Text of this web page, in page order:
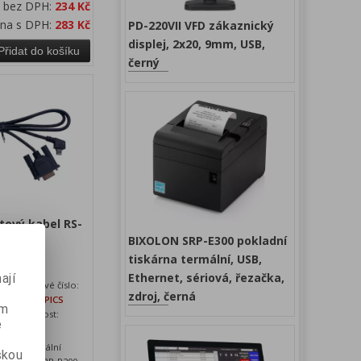
DPH: 234 Kč
s DPH: 283 Kč
do košíku
kabel RS-
Katalogové číslo:
SPPR200PICS
Dostupnost:
se speciální
PD-220VII VFD zákaznický
displej, 2x20, 9mm, USB,
černý
BIXOLON SRP-E300 pokladní
tiskárna termální, USB,
Ethernet, sériová, řezačka,
zdroj, černá